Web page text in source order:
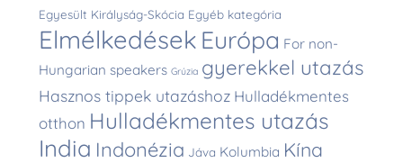
Egyesült Királyság-Skócia Egyéb kategória
Elmélkedések Európa For non-
Hungarian speakers Grúzia gyerekkel utazás
Hasznos tippek utazáshoz Hulladékmentes
otthon Hulladékmentes utazás
India Indonézia Jáva Kolumbia Kína